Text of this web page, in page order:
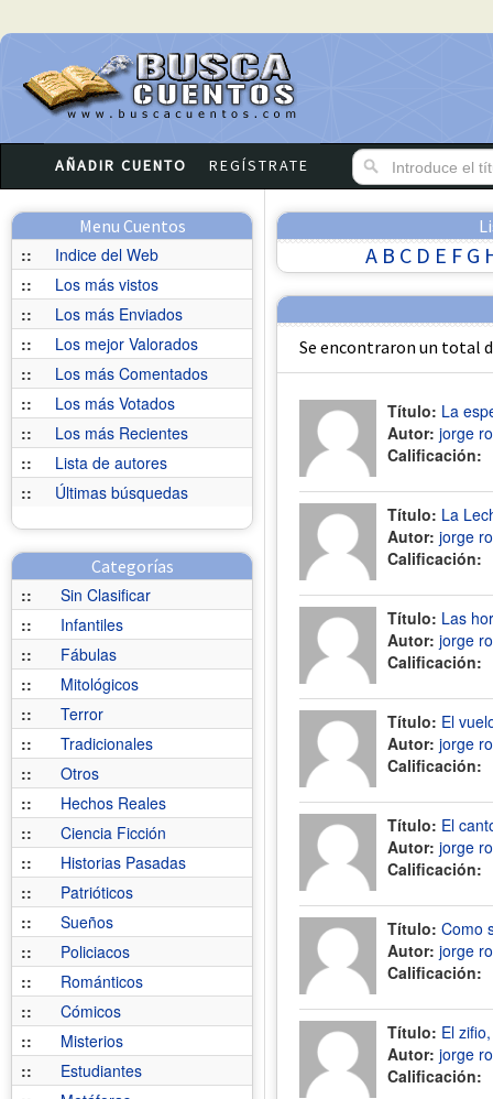
AÑADIR CUENTO REGÍSTRATE
Menu Cuentos
::
Indice del Web
::
Los más vistos
::
Los más Enviados
::
Los mejor Valorados
::
Los más Comentados
::
Los más Votados
::
Los más Recientes
::
Lista de autores
::
Últimas búsquedas
Categorías
::
Sin Clasificar
::
Infantiles
::
Fábulas
::
Mitológicos
::
Terror
::
Tradicionales
::
Otros
::
Hechos Reales
::
Ciencia Ficción
::
Historias Pasadas
::
Patrióticos
::
Sueños
::
Policiacos
::
Románticos
::
Cómicos
::
Misterios
::
Estudiantes
A B C D E F G
Se encontraron un total
Título: La
Autor: jorge
Calificación:
Título: La
Autor: jorge
Calificación:
Título: Las
Autor: jorge
Calificación:
Título: El
Autor: jorge
Calificación:
Título: El
Autor: jorge
Calificación:
Título: Como
Autor: jorge
Calificación:
Título: El
Autor: jorge
Calificación: